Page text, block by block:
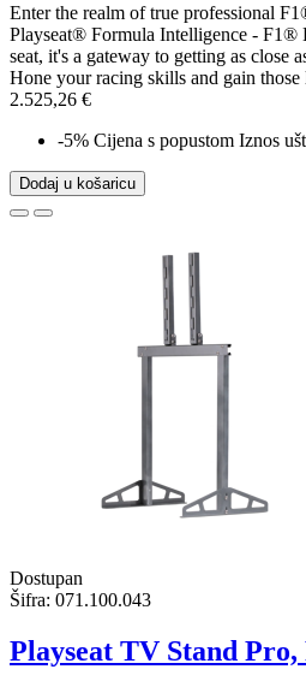
Enter the realm of true professional
Playseat® Formula Intelligence - F1®
seat, it's a gateway to getting as close
Hone your racing skills and gain those
2.525,26 €
-5% Cijena s popustom Iznos
Dodaj u košaricu
Dostupan
Šifra: 071.100.043
Playseat TV Stand Pro,